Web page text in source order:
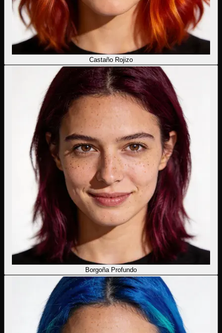
Castaño Rojizo
Borgoña Profundo